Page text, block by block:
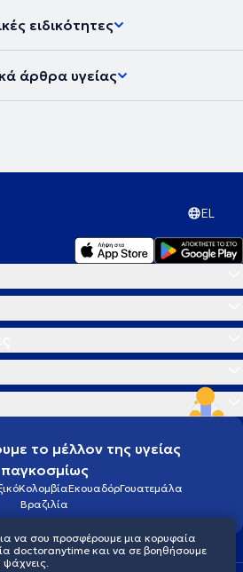
ειδικότητες
άρθρα υγείας
EL
το μέλλον της υγείας
παγκοσμίως
ΚολομβίαΕκουαδόρΓουατεμάλα
Βραζιλία
να σου προσφέρουμε μια κορυφαία
doctoranytime και να σε βοηθήσουμε
ψάχνεις.